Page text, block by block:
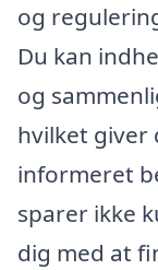
og
Du kan
og
hvilket
informeret
sparer ikke
dig med at